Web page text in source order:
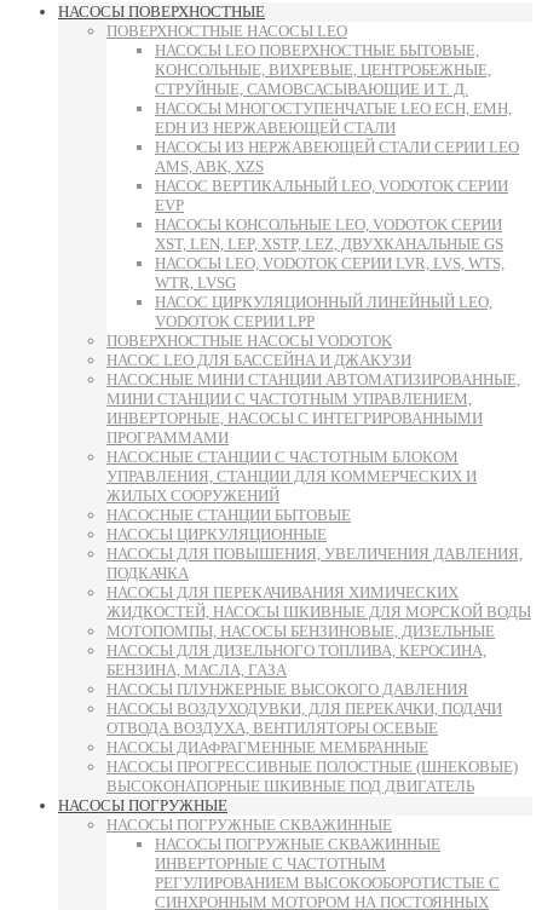
НАСОСЫ ПОВЕРХНОСТНЫЕ
ПОВЕРХНОСТНЫЕ НАСОСЫ LEO
НАСОСЫ LEO ПОВЕРХНОСТНЫЕ БЫТОВЫЕ,
КОНСОЛЬНЫЕ, ВИХРЕВЫЕ, ЦЕНТРОБЕЖНЫЕ,
СТРУЙНЫЕ, САМОВСАСЫВАЮЩИЕ И Т. Д.
НАСОСЫ МНОГОСТУПЕНЧАТЫЕ LEO ECH, EMH,
EDH ИЗ НЕРЖАВЕЮЩЕЙ СТАЛИ
НАСОСЫ ИЗ НЕРЖАВЕЮЩЕЙ СТАЛИ СЕРИИ LEO
AMS, ABK, XZS
НАСОС ВЕРТИКАЛЬНЫЙ LEO, VODOTOK СЕРИИ
EVP
НАСОСЫ КОНСОЛЬНЫЕ LEO, VODOTOK СЕРИИ
XST, LEN, LEP, XSTP, LEZ, ДВУХКАНАЛЬНЫЕ GS
НАСОСЫ LEO, VODOTOK СЕРИИ LVR, LVS, WTS,
WTR, LVSG
НАСОС ЦИРКУЛЯЦИОННЫЙ ЛИНЕЙНЫЙ LEO,
VODOTOK СЕРИИ LPP
ПОВЕРХНОСТНЫЕ НАСОСЫ VODOTOK
НАСОС LEO ДЛЯ БАССЕЙНА И ДЖАКУЗИ
НАСОСНЫЕ МИНИ СТАНЦИИ АВТОМАТИЗИРОВАННЫЕ,
МИНИ СТАНЦИИ С ЧАСТОТНЫМ УПРАВЛЕНИЕМ,
ИНВЕРТОРНЫЕ, НАСОСЫ С ИНТЕГРИРОВАННЫМИ
ПРОГРАММАМИ
НАСОСНЫЕ СТАНЦИИ С ЧАСТОТНЫМ БЛОКОМ
УПРАВЛЕНИЯ, СТАНЦИИ ДЛЯ КОММЕРЧЕСКИХ И
ЖИЛЫХ СООРУЖЕНИЙ
НАСОСНЫЕ СТАНЦИИ БЫТОВЫЕ
НАСОСЫ ЦИРКУЛЯЦИОННЫЕ
НАСОСЫ ДЛЯ ПОВЫШЕНИЯ, УВЕЛИЧЕНИЯ ДАВЛЕНИЯ,
ПОДКАЧКА
НАСОСЫ ДЛЯ ПЕРЕКАЧИВАНИЯ ХИМИЧЕСКИХ
ЖИДКОСТЕЙ, НАСОСЫ ШКИВНЫЕ ДЛЯ МОРСКОЙ ВОДЫ
МОТОПОМПЫ, НАСОСЫ БЕНЗИНОВЫЕ, ДИЗЕЛЬНЫЕ
НАСОСЫ ДЛЯ ДИЗЕЛЬНОГО ТОПЛИВА, КЕРОСИНА,
БЕНЗИНА, МАСЛА, ГАЗА
НАСОСЫ ПЛУНЖЕРНЫЕ ВЫСОКОГО ДАВЛЕНИЯ
НАСОСЫ ВОЗДУХОДУВКИ, ДЛЯ ПЕРЕКАЧКИ, ПОДАЧИ
ОТВОДА ВОЗДУХА, ВЕНТИЛЯТОРЫ ОСЕВЫЕ
НАСОСЫ ДИАФРАГМЕННЫЕ МЕМБРАННЫЕ
НАСОСЫ ПРОГРЕССИВНЫЕ ПОЛОСТНЫЕ (ШНЕКОВЫЕ)
ВЫСОКОНАПОРНЫЕ ШКИВНЫЕ ПОД ДВИГАТЕЛЬ
НАСОСЫ ПОГРУЖНЫЕ
НАСОСЫ ПОГРУЖНЫЕ СКВАЖИННЫЕ
НАСОСЫ ПОГРУЖНЫЕ СКВАЖИННЫЕ
ИНВЕРТОРНЫЕ С ЧАСТОТНЫМ
РЕГУЛИРОВАНИЕМ ВЫСОКООБОРОТИСТЫЕ С
СИНХРОННЫМ МОТОРОМ НА ПОСТОЯННЫХ